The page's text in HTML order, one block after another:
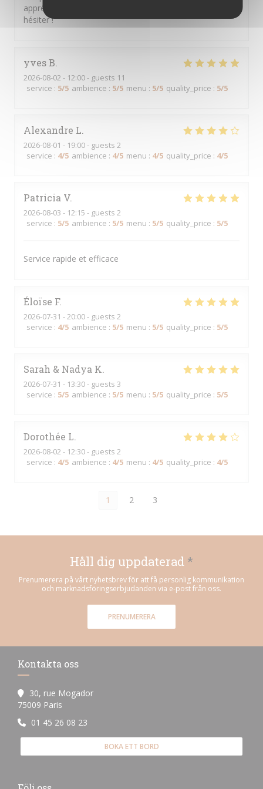
appréciable. Une adresse que je recommande sans
hésiter !
yvesB
2026-08-02 - 12:00 - guests 11
service : 5/5 ambience : 5/5 menu : 5/5 quality_price : 5/5
Alexandre L
2026-08-01 - 19:00 - guests 2
service : 4/5 ambience : 4/5 menu : 4/5 quality_price : 4/5
Patricia V
2026-08-03 - 12:15 - guests 2
service : 5/5 ambience : 5/5 menu : 5/5 quality_price : 5/5
Service rapide et efficace
Éloïse F
2026-07-31 - 20:00 - guests 2
service : 4/5 ambience : 5/5 menu : 5/5 quality_price : 5/5
Sarah & Nadya K
2026-07-31 - 13:30 - guests 3
service : 5/5 ambience : 5/5 menu : 5/5 quality_price : 5/5
Dorothée L
2026-08-02 - 12:30 - guests 2
service : 4/5 ambience : 4/5 menu : 4/5 quality_price : 4/5
1 2 3
Håll dig uppdaterad *
Prenumerera på vårt nyhetsbrev för att få personlig kommunikation
och marknadsföringserbjudanden via e-post från oss.
PRENUMERERA
Kontakta oss
30, rue Mogador
75009 Paris
01 45 26 08 23
BOKA ETT BORD